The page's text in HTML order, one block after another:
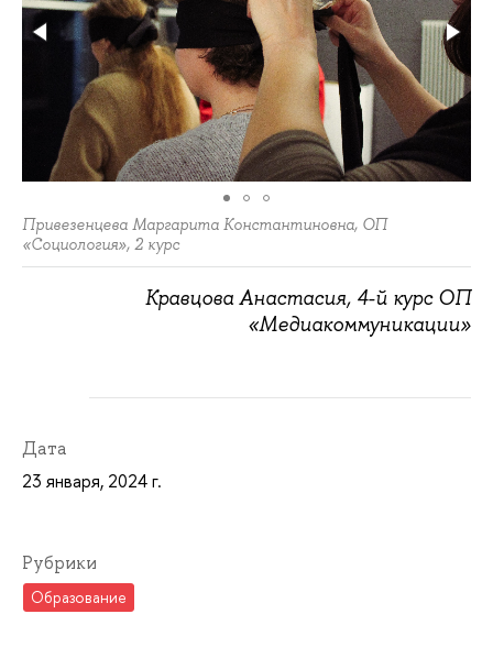
Привезенцева Маргарита Константиновна, ОП
«Социология», 2 курс
Кравцова Анастасия, 4-й курс ОП
«Медиакоммуникации»
Дата
23 января, 2024 г.
Рубрики
Образование